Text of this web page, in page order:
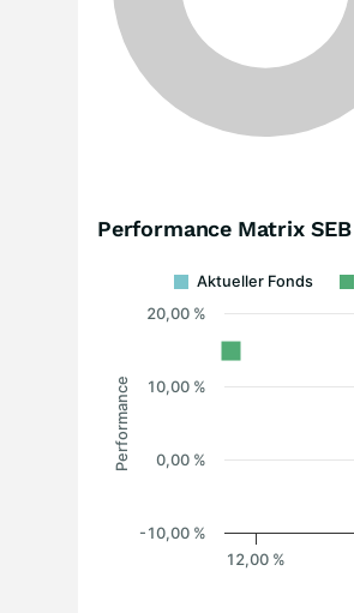
Performance Matrix
Performance
Aktueller Fonds
12,00 %
0,00 %
10,00 %
20,00 %
-10,00 %